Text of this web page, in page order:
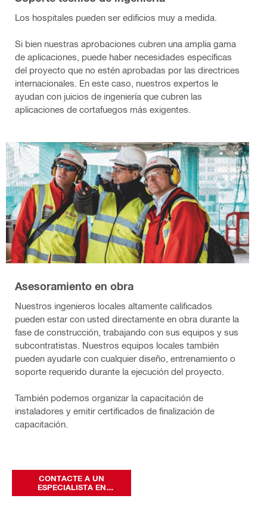
Los hospitales pueden ser edificios muy a medida.
Si bien nuestras aprobaciones cubren una amplia gama
de aplicaciones, puede haber necesidades específicas
del proyecto que no estén aprobadas por las directrices
internacionales. En este caso, nuestros expertos le
ayudan con juicios de ingeniería que cubren las
aplicaciones de cortafuegos más exigentes.
Asesoramiento en obra
Nuestros ingenieros locales altamente calificados
pueden estar con usted directamente en obra durante la
fase de construcción, trabajando con sus equipos y sus
subcontratistas. Nuestros equipos locales también
pueden ayudarle con cualquier diseño, entrenamiento o
soporte requerido durante la ejecución del proyecto.
También podemos organizar la capacitación de
instaladores y emitir certificados de finalización de
capacitación.
CONTACTE A UN
ESPECIALISTA EN
CORTAFUEGOS